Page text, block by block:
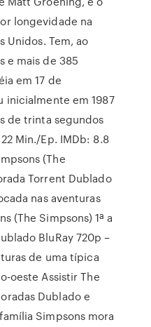
longevidade na
Unidos. Tem, ao
e mais de 385
em 17 de
inicialmente em 1987
de trinta segundos
Min./Ep. IMDb: 8.8
(The
Torrent Dublado
nas aventuras
(The Simpsons) 1ª a
BluRay 720p –
de uma típica
oeste Assistir The
Dublado e
Simpsons mora